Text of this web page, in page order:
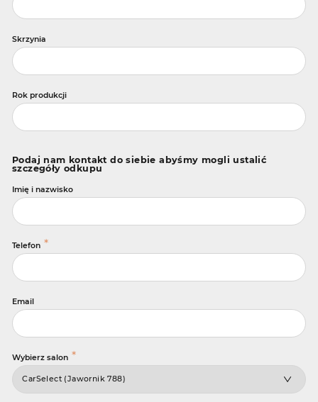
Skrzynia
Rok produkcji
Podaj nam kontakt do siebie abyśmy mogli ustalić
szczegóły odkupu
Imię i nazwisko
Telefon *
Email
Wybierz salon *